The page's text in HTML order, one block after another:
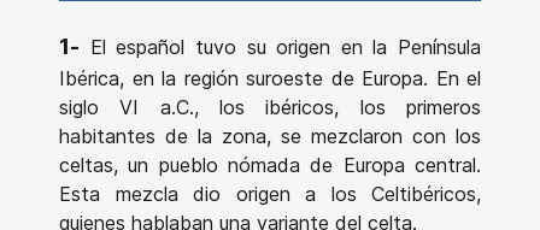
1- El español tuvo su origen en la Península
Ibérica, en la región suroeste de Europa. En el
siglo VI a.C., los ibéricos, los primeros
habitantes de la zona, se mezclaron con los
celtas, un pueblo nómada de Europa central.
Esta mezcla dio origen a los Celtibéricos,
quienes hablaban una variante del celta.